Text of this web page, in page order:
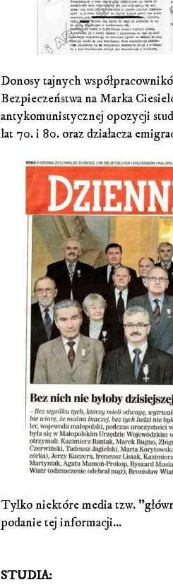
Donosy tajnych
Bezpieczeństwa na Marka
antykomunistycznej opozycji
lat 70. i 80. oraz działacza
Tylko niektóre media tzw.
podanie tej informacji...
STUDIA: